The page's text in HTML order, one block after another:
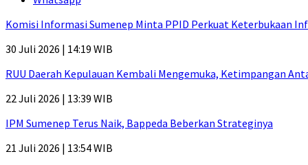
Komisi Informasi Sumenep Minta PPID Perkuat Keterbukaan
30 Juli 2026 | 14:19 WIB
RUU Daerah Kepulauan Kembali Mengemuka, Ketimpangan
22 Juli 2026 | 13:39 WIB
IPM Sumenep Terus Naik, Bappeda Beberkan Strateginya
21 Juli 2026 | 13:54 WIB